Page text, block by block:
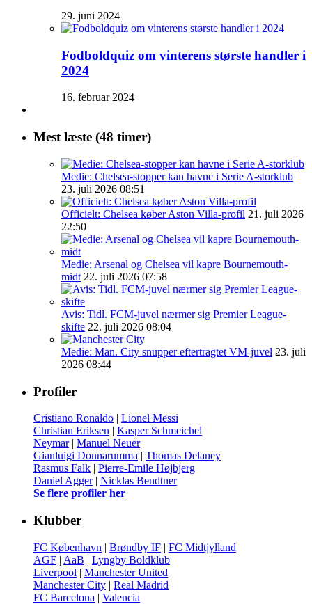
29. juni 2024
Fodboldquiz om vinterens største handler i
2024
16. februar 2024
Mest læste (48 timer)
Medie: Chelsea-stopper kan havne i Serie A-storklub
23. juli 2026 08:51
Officielt: Chelsea køber Aston Villa-profil 21. juli 2026
22:50
Medie: Arsenal og Chelsea vil kapre Bournemouth-
midt 22. juli 2026 07:58
Avis: Tidl. FCM-juvel nærmer sig Premier League-
skifte 22. juli 2026 08:04
Medie: Man. City snupper eftertragtet VM-juvel 23. juli
2026 08:44
Profiler
Cristiano Ronaldo | Lionel Messi
Christian Eriksen | Kasper Schmeichel
Neymar| Manuel Neuer
Gianluigi Donnarumma | Thomas Delaney
Rasmus Falk | Pierre-Emile Højbjerg
Daniel Agger| Nicklas Bendtner
Se flere profiler her
Klubber
FC København | Brøndby IF | FC Midtjylland
AGF | AaB | Lyngby Boldklub
Liverpool | Manchester United
Manchester City | Real Madrid
FC Barcelona | Valencia